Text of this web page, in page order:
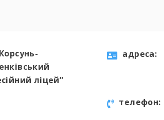
ліцей”
aдресa:
телефон: